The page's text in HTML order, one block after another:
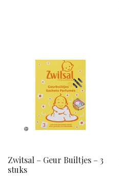
Zwitsal – Geur Builtjes – 3
stuks